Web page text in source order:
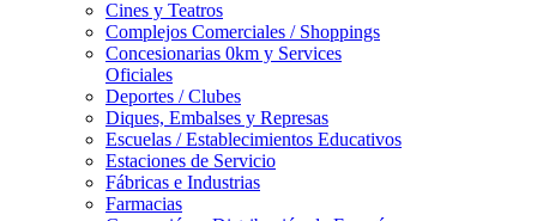
Cines y Teatros
Complejos Comerciales / Shoppings
Concesionarias 0km y Services
Oficiales
Deportes / Clubes
Diques, Embalses y Represas
Escuelas / Establecimientos Educativos
Estaciones de Servicio
Fábricas e Industrias
Farmacias